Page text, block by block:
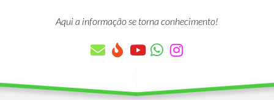
Aqui a informação se torna conhecimento!